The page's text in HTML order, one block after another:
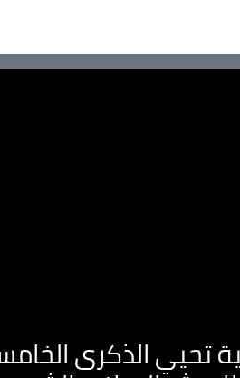
تحيي الذكرى